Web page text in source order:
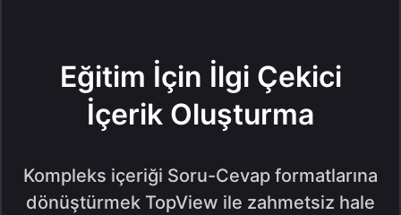
Eğitim İçin İlgi Çekici
İçerik Oluşturma
Kompleks içeriği Soru-Cevap formatlarına
dönüştürmek TopView ile zahmetsiz hale